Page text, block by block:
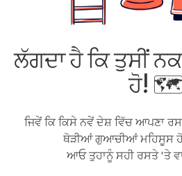
ਲੱਗਦਾ ਹੈ ਕਿ ਤੁਸੀਂ
ਹੋ! 🗺️
ਜਿਵੇਂ ਕਿ ਕਿਸੇ ਨਵੇਂ ਦੇਸ਼ ਵਿੱਚ ਆਪਣਾ
ਥੋੜੀਆਂ ਗੁਆਚੀਆਂ ਮਹਿਸੂਸ
ਆਓ ਤੁਹਾਨੂੰ ਸਹੀ ਰਸਤੇ 'ਤੇ